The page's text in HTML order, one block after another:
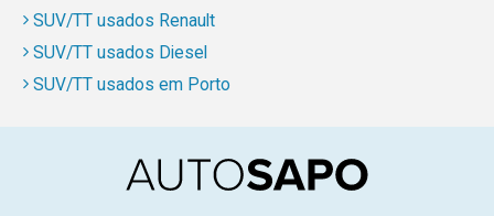
SUV/TT usados Renault
SUV/TT usados Diesel
SUV/TT usados em Porto